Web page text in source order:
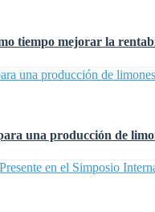
tiempo mejorar la
una producción de